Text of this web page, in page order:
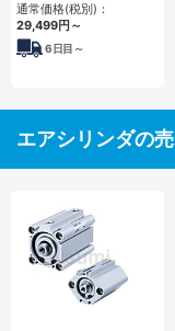
通常価格(税別)：
29,499円 ～
6 日目～
エアシリンダの